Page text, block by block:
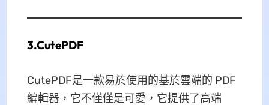
3.CutePDF
CutePDF是一款易於使用的基於雲端的 PDF
編輯器，它不僅僅是可愛，它提供了高端